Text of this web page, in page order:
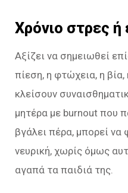
Χρόνιο στρες
Αξίζει να σημειωθεί
πίεση, η φτώχεια, η
κλείσουν
μητέρα με burnout που
βγάλει πέρα, μπορεί να
νευρική, χωρίς όμως
αγαπά τα παιδιά της.